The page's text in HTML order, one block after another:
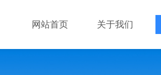
网站首页 关于我们